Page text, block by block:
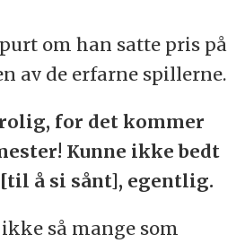
om han satte pris på
av de erfarne spillerne.
for det kommer
Kunne ikke bedt
å si sånt], egentlig.
så mange som